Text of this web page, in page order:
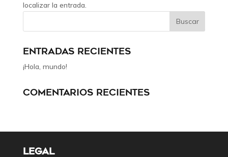
localizar la entrada.
ENTRADAS RECIENTES
¡Hola, mundo!
COMENTARIOS RECIENTES
LEGAL